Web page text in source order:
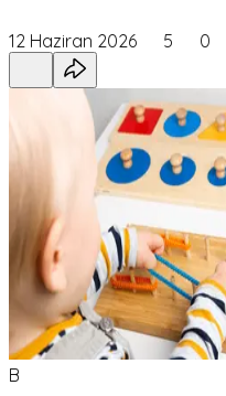
12 Haziran 2026 5 0
B